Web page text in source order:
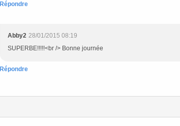
Répondre
Abby2 28/01/2015 08:19
SUPERBE!!!!!<br /> Bonne journée
Répondre